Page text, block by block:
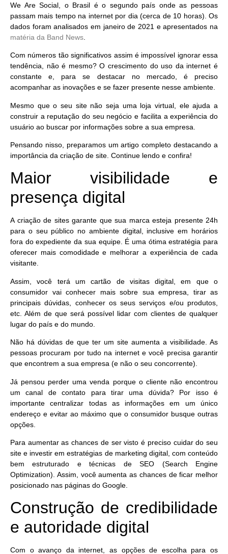
We Are Social,
o Brasil é o segundo país onde as pessoas
passam mais tempo na internet por dia (cerca de 10 horas). Os
dados foram analisados em janeiro de 2021 e apresentados na
matéria da Band News
Com números tão significativos assim é impossível ignorar essa
tendência, não é mesmo? O crescimento do uso da internet é
constante e, para se destacar no mercado, é preciso
acompanhar as inovações e se fazer presente nesse ambiente
Mesmo que o seu site não seja uma loja virtual, ele ajuda a
construir a reputação do seu negócio e facilita a experiência do
usuário ao buscar por informações sobre a sua empresa.
Pensando nisso, preparamos um artigo completo destacando a
importância da criação de site. Continue lendo e confira!
Maior visibilidade e
presença digital
A criação de sites garante que sua marca esteja presente 24h
para o seu público no ambiente digital, inclusive em horários
fora do expediente da sua equipe. É uma ótima estratégia para
oferecer mais comodidade e melhorar a experiência de cada
visitante.
Assim, você terá um cartão de visitas digital , em que o
consumidor vai conhecer mais sobre sua empresa, tirar as
principais dúvidas, conhecer os seus serviços e/ou produtos,
etc. Além de que será possível lidar com clientes de qualquer
lugar do país e do mundo.
Não há dúvidas de que ter um site aumenta a visibilidade. As
pessoas procuram por tudo na internet e você precisa garantir
que encontrem a sua empresa (e não o seu concorrente).
Já pensou perder uma venda porque o cliente não encontrou
um canal de contato para tirar uma dúvida? Por isso é
importante centralizar todas as informações em um único
endereço e evitar ao máximo que o consumidor busque outras
opções.
Para aumentar as chances de ser visto é preciso cuidar do seu
site e investir em estratégias de marketing digital, com conteúdo
bem estruturado e técnicas de SEO (Search Engine
Optimization). Assim, você aumenta as chances de ficar melhor
posicionado nas páginas do Google.
Construção de credibilidade
e autoridade digital
Com o avanço da internet, as opções de escolha para os